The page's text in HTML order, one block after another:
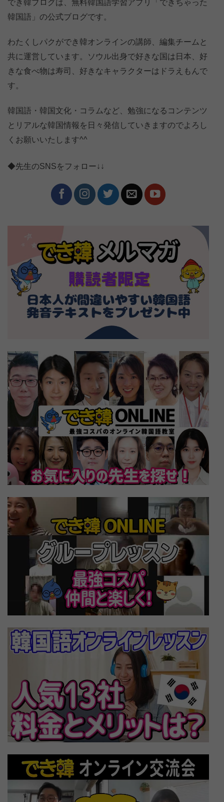
でき韓ブログは、無料韓国語学習アプリ「できちゃった
韓国語」の公式ブログです。
わたくしパクができ韓オンラインの講師、編集チームと
共に運営しています。ソウル出身で好きな国は日本、好
きな食べ物は寿司、好きなキャラクターはドラえもんで
す。
韓国語・韓国文化・コラムなど、勉強になるコンテンツ
とリアルな韓国情報を日々発信していきますのでよろし
くお願いいたします^^
◆先生のSNSをフォロー↓↓